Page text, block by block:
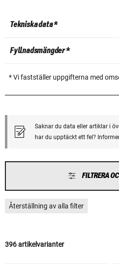
Tekniska data *
Fyllnadsmängder *
* Vi fastställer uppgifterna med
Saknar du data eller artiklar i
har du upptäckt ett fel?
FILTRERA
Återställning av alla filter
396 artikelvarianter